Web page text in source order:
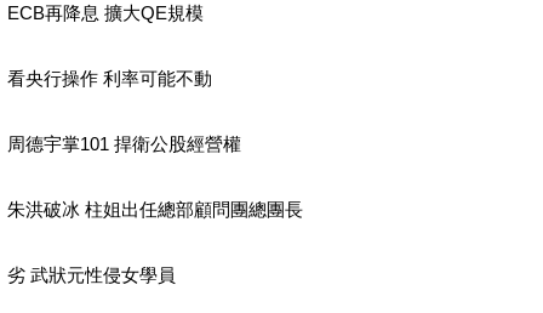
ECB再降息 擴大QE規模
看央行操作 利率可能不動
周德宇掌101 捍衛公股經營權
朱洪破冰 柱姐出任總部顧問團總團長
劣 武狀元性侵女學員